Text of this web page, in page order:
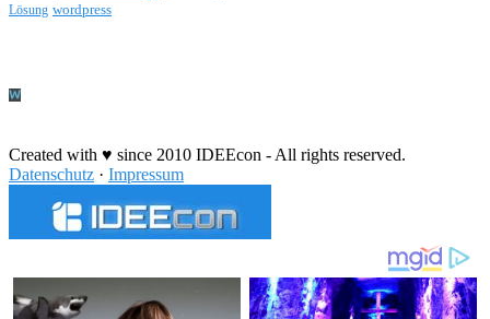
Lösung wordpress
Created with ♥ since 2010 IDEEcon - All rights reserved.
Datenschutz · Impressum